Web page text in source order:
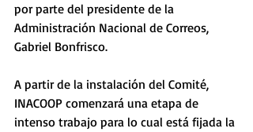
por parte del presidente de la
Administración Nacional de Correos,
Gabriel Bonfrisco.
A partir de la instalación del Comité,
INACOOP comenzará una etapa de
intenso trabajo para lo cual está fijada la